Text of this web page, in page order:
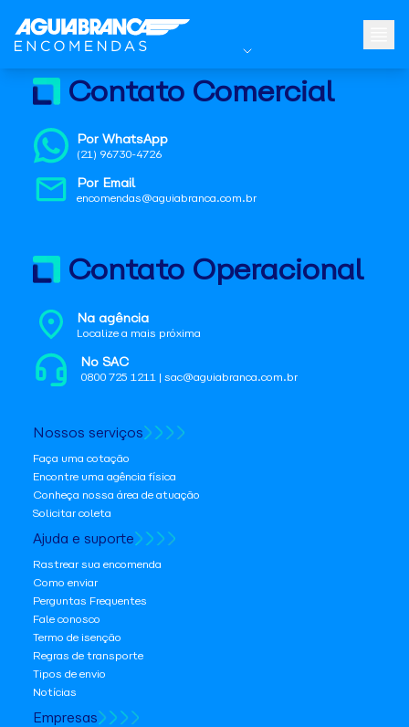
Contato Comercial
Por WhatsApp
(21) 96730-4726
Por Email
encomendas@aguiabranca.com.br
Contato Operacional
Na agência
Localize a mais próxima
No SAC
0800 725 1211 | sac@aguiabranca.com.br
Nossos serviços
Faça uma cotação
Encontre uma agência física
Conheça nossa área de atuação
Solicitar coleta
Ajuda e suporte
Rastrear sua encomenda
Como enviar
Perguntas Frequentes
Fale conosco
Termo de isenção
Regras de transporte
Tipos de envio
Notícias
Empresas